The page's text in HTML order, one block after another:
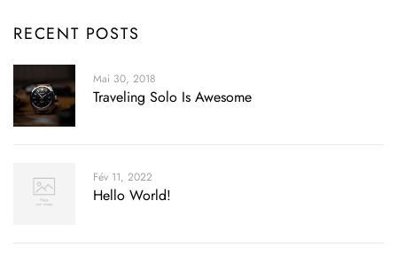
RECENT POSTS
Mai 30, 2018
Traveling Solo Is Awesome
Fév 11, 2022
Hello World!